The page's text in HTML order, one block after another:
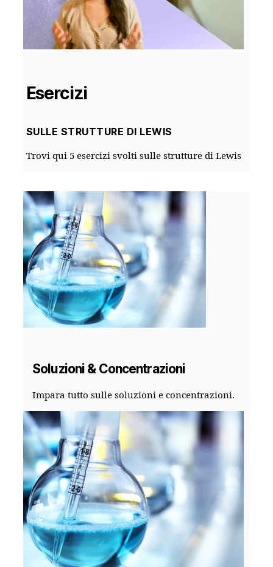
Esercizi
SULLE STRUTTURE DI LEWIS
Trovi qui 5 esercizi svolti sulle strutture di Lewis
Soluzioni & Concentrazioni
Impara tutto sulle soluzioni e concentrazioni.